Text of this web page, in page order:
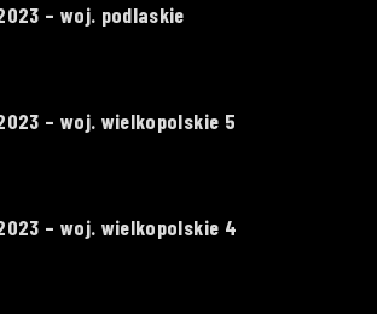
– woj. podlaskie
– woj. wielkopolskie 5
– woj. wielkopolskie 4